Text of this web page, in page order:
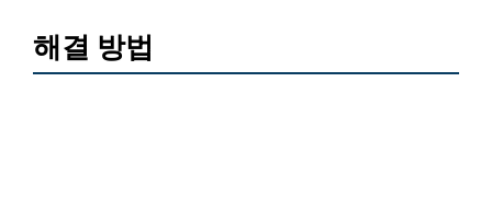
해결 방법